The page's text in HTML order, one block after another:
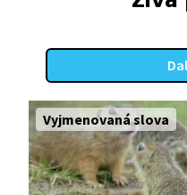
Vyjmenovaná slova